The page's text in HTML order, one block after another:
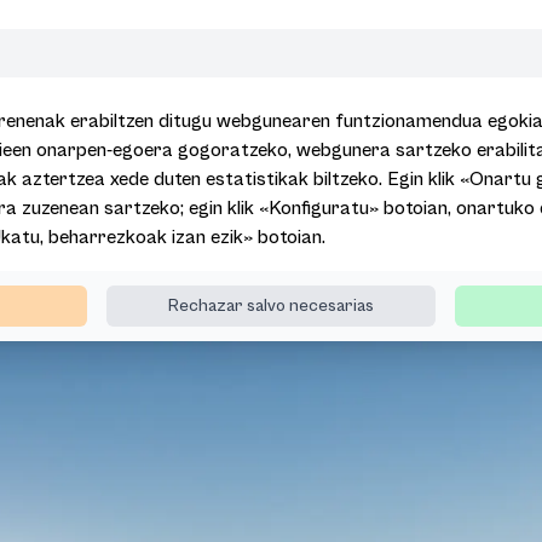
erabiltzen ditugu webgunearen funtzionamendua
onarpen-egoera gogoratzeko, webgunera sartzeko
aztertzea xede duten estatistikak biltzeko. Egin klik «Onartu
zuzenean sartzeko; egin klik «Konfiguratu» botoian,
beharrezkoak izan ezik» botoian.
Rechazar salvo necesarias